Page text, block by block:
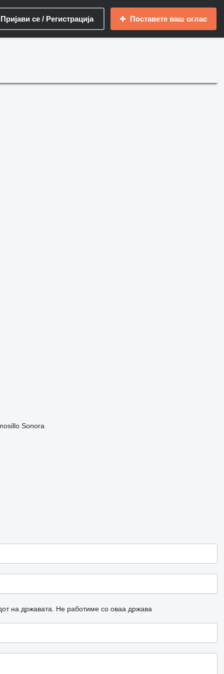
Пријави се / Регистрација Поставете ваш оглас
Sonora
на државата. Не работиме со оваа држава